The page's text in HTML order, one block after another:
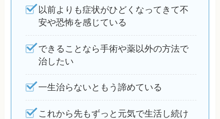
以前よりも症状がひどくなってきて不
安や恐怖を感じている
できることなら手術や薬以外の方法で
治したい
一生治らないともう諦めている
これから先もずっと元気で生活し続け